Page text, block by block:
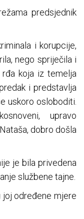
predsjednik
i korupcije,
nego spriječila i
rđa koja iz temelja
i predstavlja
uskoro osloboditi.
upravo
dobro došla
je bila privedena
službene tajne.
joj određene mjere